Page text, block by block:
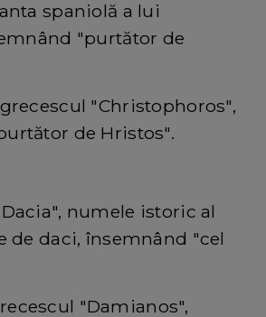
spaniolă a lui
"purtător de
"Christophoros",
de Hristos".
numele istoric al
de daci, însemnând "cel
"Damianos",